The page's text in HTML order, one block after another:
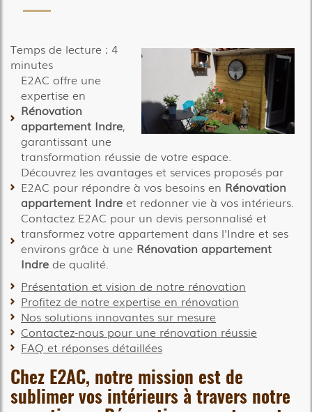
Temps de lecture : 4
minutes
E2AC offre une
expertise en
Rénovation
appartement Indre,
garantissant une
transformation réussie de votre espace.
Découvrez les avantages et services proposés par
E2AC pour répondre à vos besoins en Rénovation
appartement Indre et redonner vie à vos intérieurs.
Contactez E2AC pour un devis personnalisé et
transformez votre appartement dans l'Indre et ses
environs grâce à une Rénovation appartement
Indre de qualité.
Présentation et vision de notre rénovation
Profitez de notre expertise en rénovation
Nos solutions innovantes sur mesure
Contactez-nous pour une rénovation réussie
FAQ et réponses détaillées
Chez E2AC, notre mission est de
sublimer vos intérieurs à travers notre